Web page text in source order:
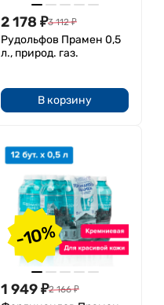
2 178 ₽3 112 ₽
Рудольфов Прамен 0,5
л., природ. газ.
В корзину
-10%
1 949₽2 166 ₽